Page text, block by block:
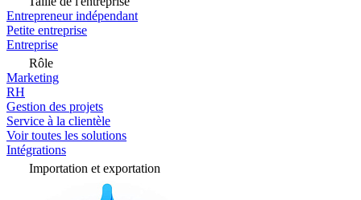
Entrepreneur indépendant
Petite entreprise
Entreprise
Rôle
Marketing
RH
Gestion des projets
Service à la clientèle
Voir toutes les solutions
Intégrations
Importation et exportation